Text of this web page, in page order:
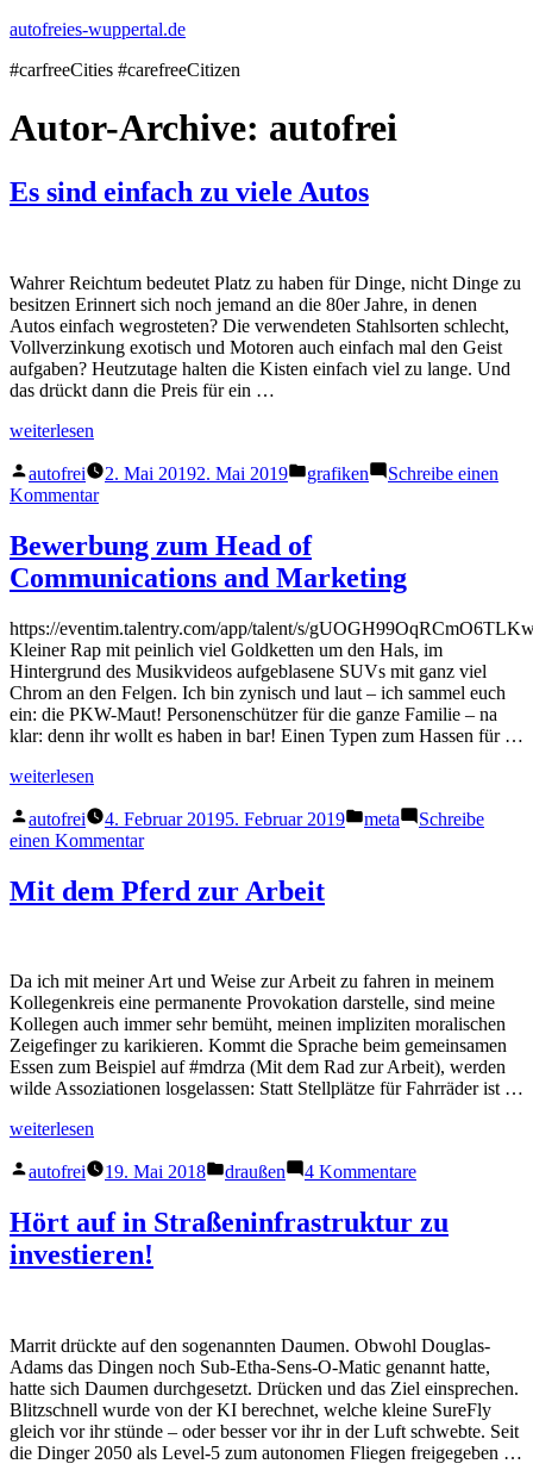
Zum
springen
autofreies-wuppertal.de
#carfreeCities #carefreeCitizen
Autor-Archive: autofrei
Es sind einfach zu viele Autos
Wahrer Reichtum bedeutet Platz zu haben für Dinge, nicht Dinge zu
besitzen Erinnert sich noch jemand an die 80er Jahre, in denen
Autos einfach wegrosteten? Die verwendeten Stahlsorten schlecht,
Vollverzinkung exotisch und Motoren auch einfach mal den Geist
aufgaben? Heutzutage halten die Kisten einfach viel zu lange. Und
das drückt dann die Preis für ein …
„Es
einfach
zu
Autos“
weiterlesen
Veröffentlicht
von
autofrei 2. Mai 20192. Mai 2019
Veröffentlicht
grafiken
Schreibe einen
Kommentarzu
einfach
zu
Autos
Bewerbung zum Head of
Communications and Marketing
https://eventim.talentry.com/app/talent/s/
Kleiner Rap mit peinlich viel Goldketten um den Hals, im
Hintergrund des Musikvideos aufgeblasene SUVs mit ganz viel
Chrom an den Felgen. Ich bin zynisch und laut – ich sammel euch
ein: die PKW-Maut! Personenschützer für die ganze Familie – na
klar: denn ihr wollt es haben in bar! Einen Typen zum Hassen für …
„Bewerbung
Head
of
and
Marketing“
weiterlesen
Veröffentlicht
von
autofrei 4. Februar 20195. Februar 2019
Veröffentlicht
meta
Schreibe
einen Kommentarzu
zum
Head
Marketing
Mit dem Pferd zur Arbeit
Da ich mit meiner Art und Weise zur Arbeit zu fahren in meinem
Kollegenkreis eine permanente Provokation darstelle, sind meine
Kollegen auch immer sehr bemüht, meinen impliziten moralischen
Zeigefinger zu karikieren. Kommt die Sprache beim gemeinsamen
Essen zum Beispiel auf #mdrza (Mit dem Rad zur Arbeit), werden
wilde Assoziationen losgelassen: Statt Stellplätze für Fahrräder ist …
„Mit
Pferd
Arbeit“
weiterlesen
Veröffentlicht
autofrei 19. Mai 2018
Veröffentlicht
draußen 4 Kommentarezu
Pferd
Hört auf in Straßeninfrastruktur zu
investieren!
Marrit drückte auf den sogenannten Daumen. Obwohl Douglas-
Adams das Dingen noch Sub-Etha-Sens-O-Matic genannt hatte,
hatte sich Daumen durchgesetzt. Drücken und das Ziel einsprechen.
Blitzschnell wurde von der KI berechnet, welche kleine SureFly
gleich vor ihr stünde – oder besser vor ihr in der Luft schwebte. Seit
die Dinger 2050 als Level-5 zum autonomen Fliegen freigegeben …